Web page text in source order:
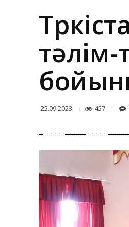
25.09.2023 457